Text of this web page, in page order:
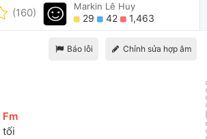
(160)
Markin Lê Huy
29 42 1,463
Báo lỗi Chỉnh sửa hợp âm
[Fm
tối